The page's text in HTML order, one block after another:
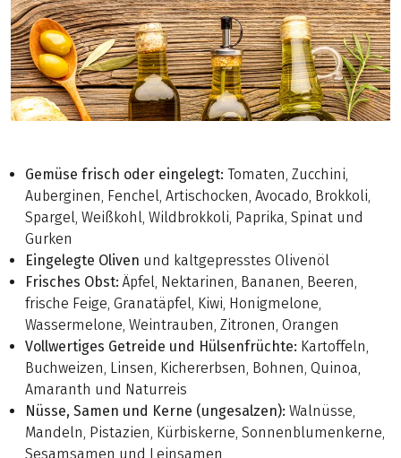
Gemüse frisch oder eingelegt: Tomaten, Zucchini,
Auberginen, Fenchel, Artischocken, Avocado, Brokkoli,
Spargel, Weißkohl, Wildbrokkoli, Paprika, Spinat und
Gurken
Eingelegte Oliven und kaltgepresstes Olivenöl
Frisches Obst: Äpfel, Nektarinen, Bananen, Beeren,
frische Feige, Granatäpfel, Kiwi, Honigmelone,
Wassermelone, Weintrauben, Zitronen, Orangen
Vollwertiges Getreide und Hülsenfrüchte: Kartoffeln,
Buchweizen, Linsen, Kichererbsen, Bohnen, Quinoa,
Amaranth und Naturreis
Nüsse, Samen und Kerne (ungesalzen): Walnüsse,
Mandeln, Pistazien, Kürbiskerne, Sonnenblumenkerne,
Sesamsamen und Leinsamen